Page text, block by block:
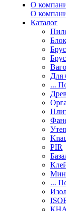
О
О
Каталог
Брус
Для
...
PIR
...